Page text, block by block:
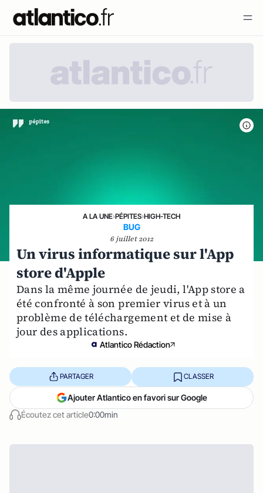
A LA UNE›PÉPITES›HIGH-TECH
BUG
6 juillet 2012
Un virus informatique sur l'App
store d'Apple
Dans la même journée de jeudi, l'App store a
été confronté à son premier virus et à un
problème de téléchargement et de mise à
jour des applications.
Atlantico Rédaction
Écoutez cet article0:00min
PARTAGER CLASSER
Ajouter Atlantico en favori sur Google